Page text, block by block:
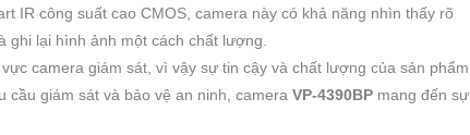
IR công suất cao CMOS, camera này có khả năng nhìn thấy rõ
ghi lại hình ảnh một cách chất lượng.
camera giám sát, vì vậy sự tin cậy và chất lượng của sản phẩm
giám sát và bảo vệ an ninh, camera VP-4390BP mang đến sự